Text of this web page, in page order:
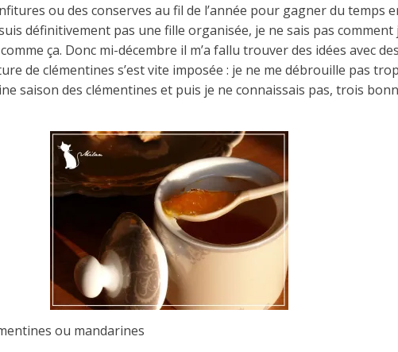
ou des conserves au fil de l’année pour gagner du temps
définitivement pas une fille organisée, je ne sais pas comment
ça. Donc mi-décembre il m’a fallu trouver des idées avec
de clémentines s’est vite imposée : je ne me débrouille pas
saison des clémentines et puis je ne connaissais pas, trois
ou mandarines